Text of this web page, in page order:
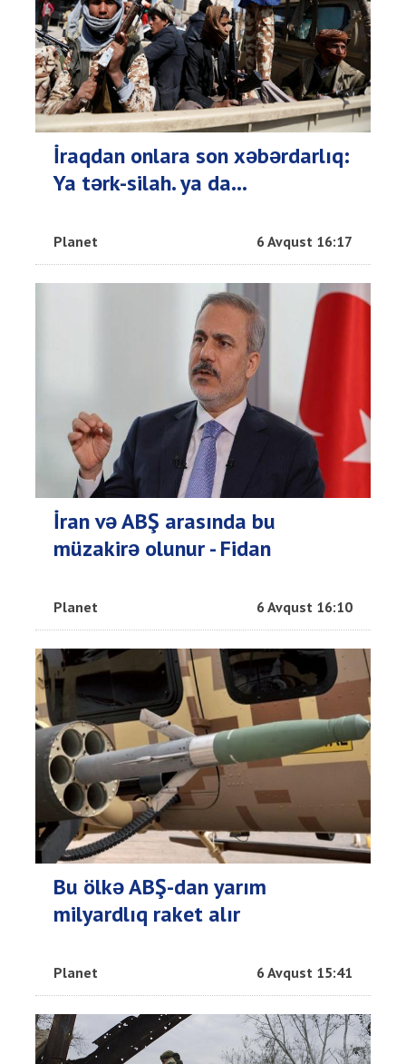
İraqdan onlara son xəbərdarlıq:
Ya tərk-silah. ya da…
Planet 6 Avqust 16:17
İran və ABŞ arasında bu
müzakirə olunur - Fidan
Planet 6 Avqust 16:10
Bu ölkə ABŞ-dan yarım
milyardlıq raket alır
Planet 6 Avqust 15:41